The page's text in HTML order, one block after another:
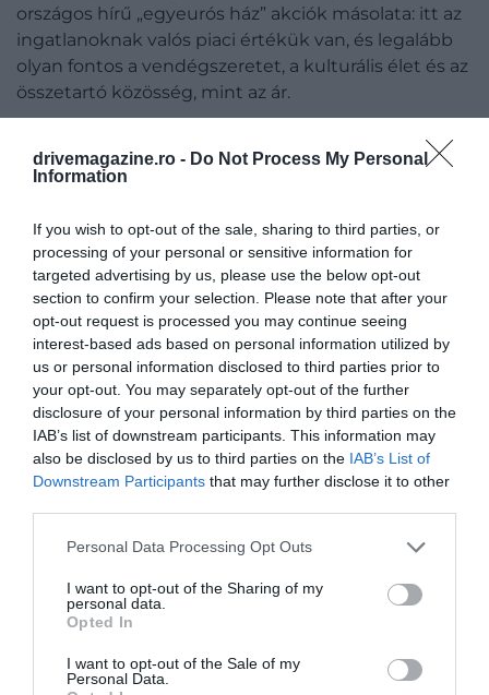
drivemagazine.ro - Do Not Process My Personal
Information
If you wish to opt-out of the sale, sharing to third parties, or
processing of your personal or sensitive information for
targeted advertising by us, please use the below opt-out
section to confirm your selection. Please note that after your
opt-out request is processed you may continue seeing
interest-based ads based on personal information utilized by
us or personal information disclosed to third parties prior to
your opt-out. You may separately opt-out of the further
disclosure of your personal information by third parties on the
IAB’s list of downstream participants. This information may
also be disclosed by us to third parties on the IAB’s List of
Downstream Participants that may further disclose it to other
Please note that this website/app uses one or more Google
not limited to your visit or usage behaviour. You may click to
grant or deny consent to Google and its third-party tags to
use your data for below specified purposes in below Google
consent section.
Personal Data Processing Opt Outs
I want to opt-out of the Sharing of my
personal data.
Opted In
I want to opt-out of the Sale of my
Personal Data.
országos hírű „egyeurós ház” akciók másolata: itt az
ingatlanoknak valós piaci értékük van, és legalább
olyan fontos a vendégszeretet, a kulturális élet és az
összetartó közösség, mint az ár.